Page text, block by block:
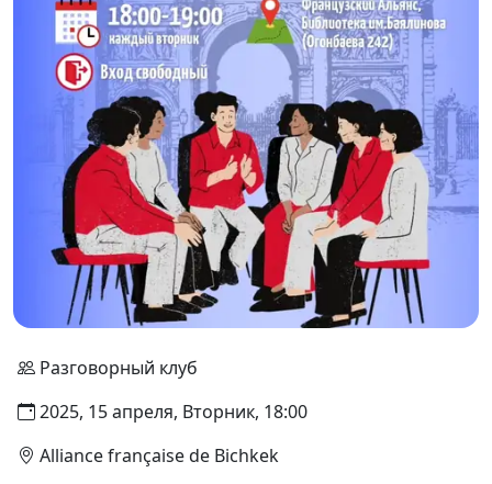
Разговорный клуб
2025, 15 апреля, Вторник, 18:00
Alliance française de Bichkek